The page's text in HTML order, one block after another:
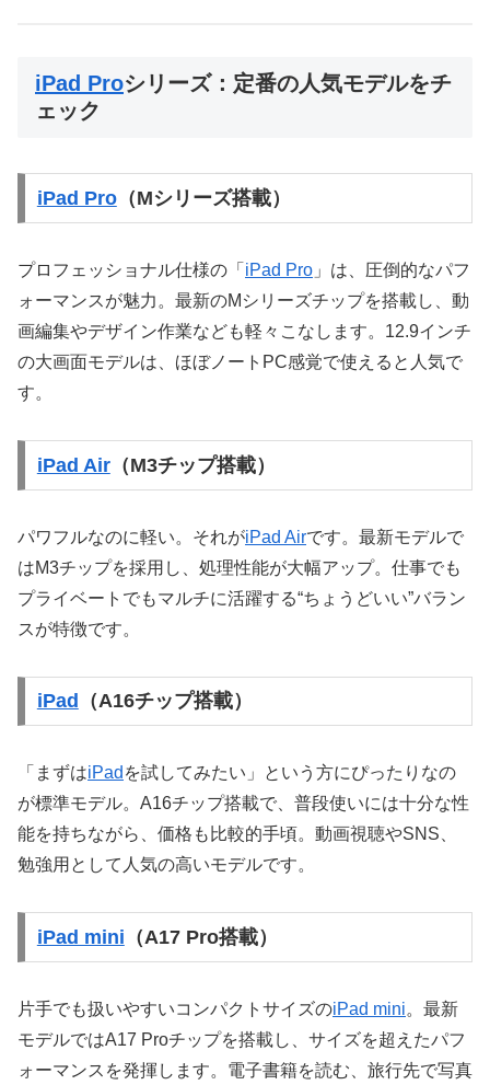
iPad Proシリーズ：定番の人気モデルをチ
ェック
iPad Pro（Mシリーズ搭載）
プロフェッショナル仕様の「 iPad Pro 」は、圧倒的なパフ
ォーマンスが魅力。最新のMシリーズチップを搭載し、動
画編集やデザイン作業なども軽々こなします。12.9インチ
の大画面モデルは、ほぼノートPC感覚で使えると人気で
す。
iPad Air（M3チップ搭載）
パワフルなのに軽い。それがiPad Airです。最新モデルで
はM3チップを採用し、処理性能が大幅アップ。仕事でも
プライベートでもマルチに活躍する“ちょうどいい”バラン
スが特徴です。
iPad （A16チップ搭載）
「まずはiPad を試してみたい」という方にぴったりなの
が標準モデル。A16チップ搭載で、普段使いには十分な性
能を持ちながら、価格も比較的手頃。動画視聴やSNS、
勉強用として人気の高いモデルです。
iPad mini （A17 Pro搭載）
片手でも扱いやすいコンパクトサイズのiPad mini。最新
モデルではA17 Proチップを搭載し、サイズを超えたパフ
ォーマンスを発揮します。電子書籍を読む、旅行先で写真